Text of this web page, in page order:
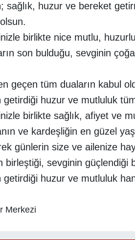
sağlık, huzur ve bereket
birlikte nice mutlu,
son bulduğu, sevginin
geçen tüm duaların kabul
getirdiği huzur ve mutluluk tüm
birlikte sağlık, afiyet ve
ve kardeşliğin en güzel
günlerin size ve ailenize
birleştiği, sevginin güçlendiği
getirdiği huzur ve mutluluk
Merkezi